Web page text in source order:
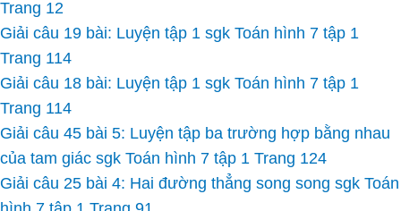
Trang 12
Giải câu 19 bài: Luyện tập 1 sgk Toán hình 7 tập 1
Trang 114
Giải câu 18 bài: Luyện tập 1 sgk Toán hình 7 tập 1
Trang 114
Giải câu 45 bài 5: Luyện tập ba trường hợp bằng nhau
của tam giác sgk Toán hình 7 tập 1 Trang 124
Giải câu 25 bài 4: Hai đường thẳng song song sgk Toán